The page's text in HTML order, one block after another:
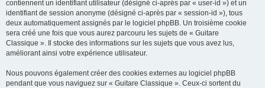
contiennent un identifiant utilisateur (désigné ci-après par « user-id ») et un
identifiant de session anonyme (désigné ci-après par « session-id »), tous
deux automatiquement assignés par le logiciel phpBB. Un troisième cookie
sera créé une fois que vous aurez parcouru les sujets de « Guitare
Classique ». Il stocke des informations sur les sujets que vous avez lus,
améliorant ainsi votre expérience utilisateur.
Nous pouvons également créer des cookies externes au logiciel phpBB
pendant que vous naviguez sur « Guitare Classique ». Ceux-ci sortent du